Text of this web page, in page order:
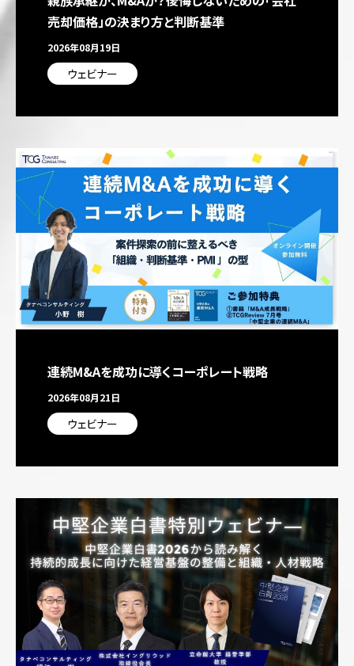
売却価格」の決まり方と判断基準
2026年08月19日
ウェビナー
連続M&Aを成功に導くコーポレート戦略
2026年08月21日
ウェビナー